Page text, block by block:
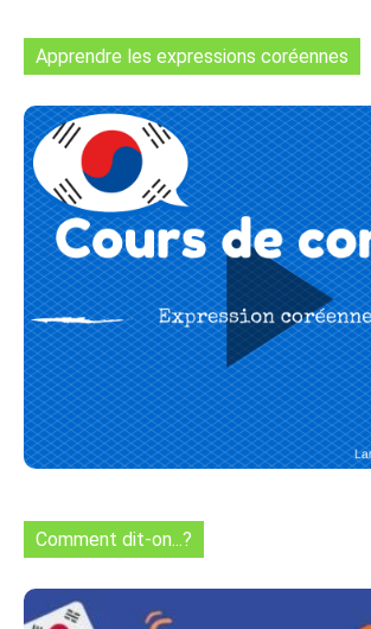
Apprendre les expressions coréennes
Comment dit-on...?